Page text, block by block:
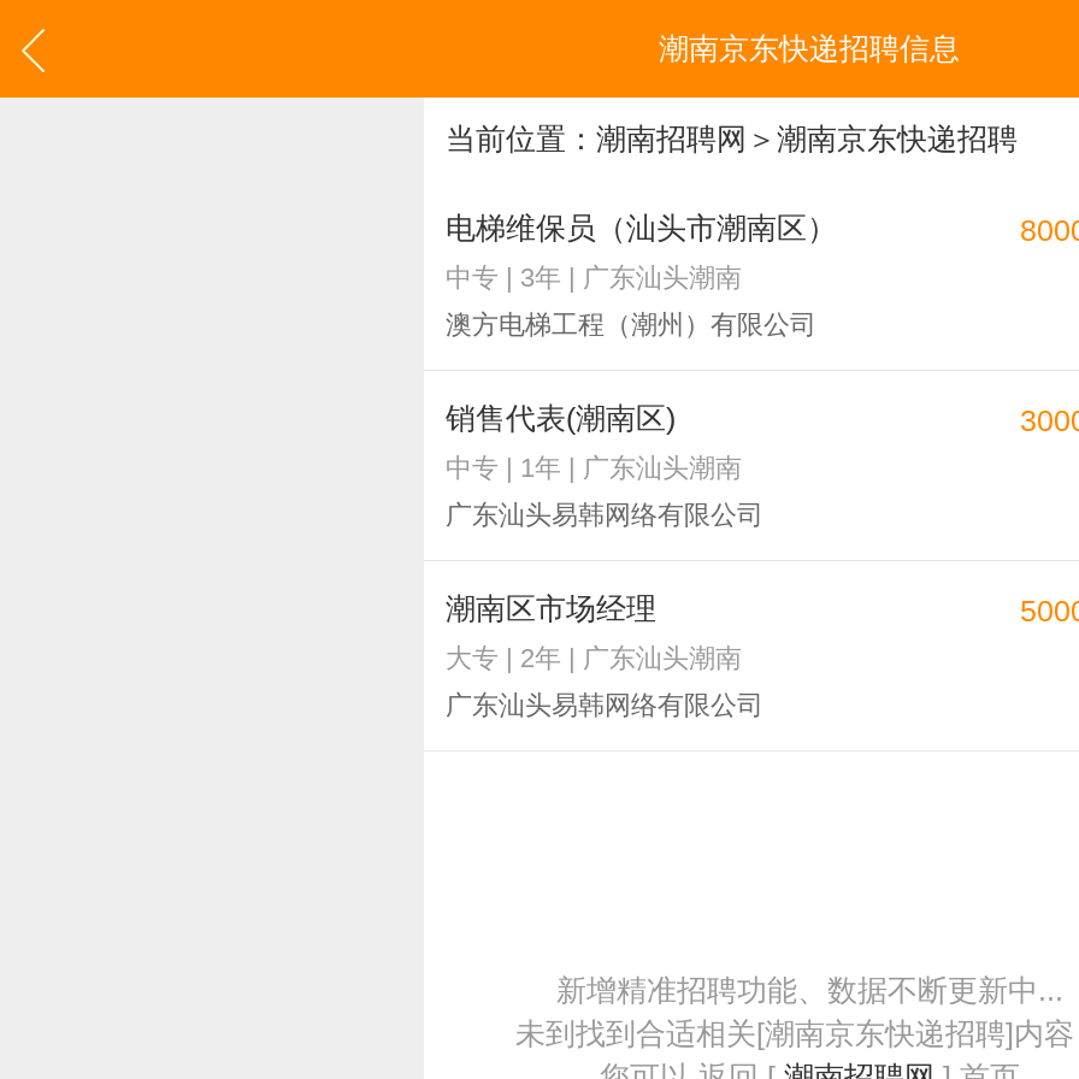
潮南京东快递招聘信息
当前位置： 潮南招聘网 ＞潮南京东快递招聘
电梯维保员（汕头市潮南区）
中专 | 3年 | 广东汕头潮南
澳方电梯工程（潮州）有限公司
销售代表(潮南区)
中专 | 1年 | 广东汕头潮南
广东汕头易韩网络有限公司
潮南区市场经理
大专 | 2年 | 广东汕头潮南
广东汕头易韩网络有限公司
新增精准招聘功能、数据不断更新中...
未到找到合适相关[潮南京东快递招聘]内容